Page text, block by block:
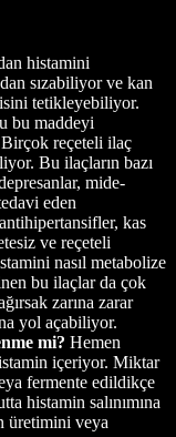
histamini
sızabiliyor ve kan
tetikleyebiliyor.
bu maddeyi
Birçok reçeteli ilaç
Bu ilaçların bazı
mide-
eden
kas
ve reçeteli
nasıl metabolize
bu ilaçlar da çok
zarına zarar
yol açabiliyor.
mi? Hemen
içeriyor. Miktar
fermente edildikçe
histamin salınımına
üretimini veya